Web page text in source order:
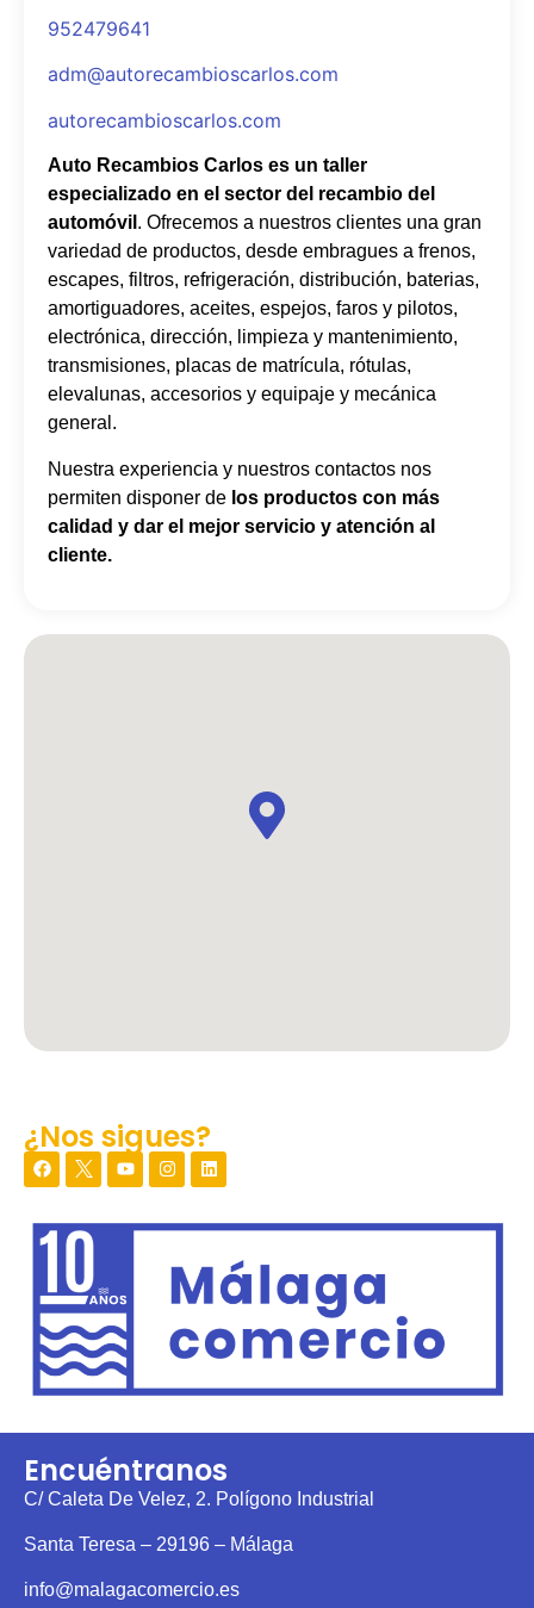
952479641
adm@autorecambioscarlos.com
autorecambioscarlos.com
Auto Recambios Carlos es un taller
especializado en el sector del recambio del
automóvil . Ofrecemos a nuestros clientes una gran
variedad de productos, desde embragues a frenos,
escapes, filtros, refrigeración, distribución, baterias,
amortiguadores, aceites, espejos, faros y pilotos,
electrónica, dirección, limpieza y mantenimiento,
transmisiones, placas de matrícula, rótulas,
elevalunas, accesorios y equipaje y mecánica
general.
Nuestra experiencia y nuestros contactos nos
permiten disponer de los productos con más
calidad y dar el mejor servicio y atención al
cliente.
¿Nos sigues?
Encuéntranos
C/ Caleta De Velez, 2. Polígono Industrial
Santa Teresa – 29196 – Málaga
info@malagacomercio.es